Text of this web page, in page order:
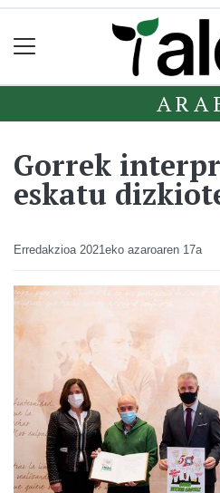
Gorrek
eskatu
Erredakzioa 2021eko azaroaren 17a